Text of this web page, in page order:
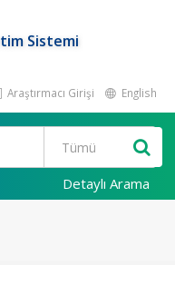
Sistemi
Araştırmacı Girişi English
Detaylı Arama